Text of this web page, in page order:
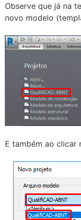
Observe que já na
novo modelo
E também ao clicar